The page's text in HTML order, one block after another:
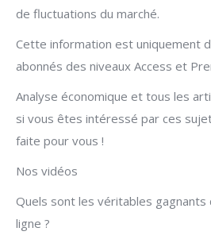
de fluctuations du marché.
Cette information est uniquement
abonnés des niveaux Access et
Analyse économique et tous les
si vous êtes intéressé par ces
faite pour vous !
Nos vidéos
Quels sont les véritables
ligne ?